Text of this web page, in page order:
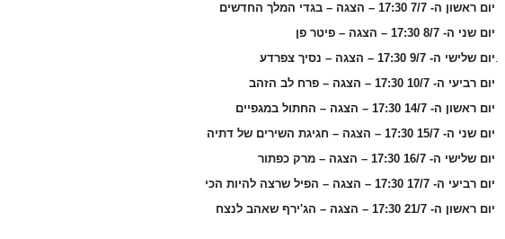
יום ראשון ה- 7/7
17:30 – הצגה – בגדי המלך החדשים
יום שני ה- 8/7
17:30 – הצגה – פיטר פן
.יום שלישי ה- 9/7
17:30 – הצגה – נסיך צפרדע
יום רביעי ה- 10/7
17:30 – הצגה – פרח לב הזהב
יום ראשון ה- 14/7
17:30 – הצגה – החתול במגפיים
יום שני ה- 15/7
17:30 – הצגה – חגיגת השירים של דתיה
יום שלישי ה- 16/7
17:30 – הצגה – מרק כפתור
יום רביעי ה- 17/7
17:30 – הצגה – הפיל שרצה להיות הכי
יום ראשון ה- 21/7
17:30 – הצגה – הג'ירף שאהב לנצח